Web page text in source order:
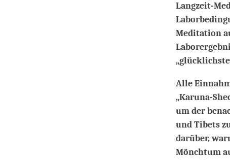
Langzeit-
Meditation
Alle
„Karuna-
um der
und Tibets
darüber,
Mönchtum